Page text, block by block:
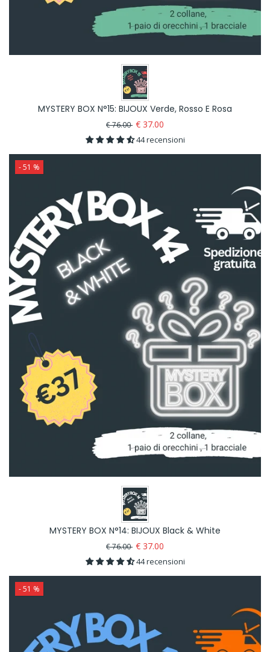
MYSTERY BOX N°15: BIJOUX Verde, Rosso E Rosa
€ 76.00 € 37.00
44 recensioni
- 51 %
MYSTERY BOX N°14: BIJOUX Black & White
€ 76.00 € 37.00
44 recensioni
- 51 %